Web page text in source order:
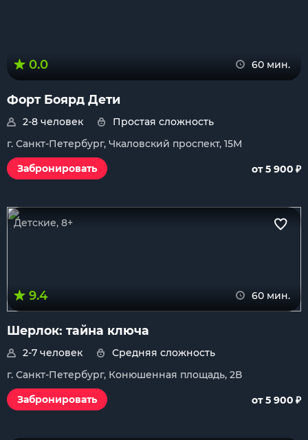
0.0 60 мин.
Форт Боярд Дети
2-8 человек
Простая сложность
г. Санкт-Петербург, Чкаловский проспект, 15М
Забронировать
от 5 900 ₽
Детские, 8+
9.4 60 мин.
Шерлок: тайна ключа
2-7 человек
Средняя сложность
г. Санкт-Петербург, Конюшенная площадь, 2В
Забронировать
от 5 900 ₽